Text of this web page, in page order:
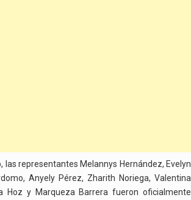
las representantes Melannys Hernández, Evelyn
Anyely Pérez, Zharith Noriega, Valentina
Hoz y Marqueza Barrera fueron oficialmente